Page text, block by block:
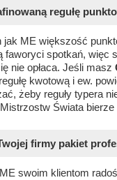
regułę
jak ME większość
faworyci spotkań, więc
nie opłaca. Jeśli masz
kwotową i ew.
żeby reguły typera
Świata
firmy pakiet
swoim klientom